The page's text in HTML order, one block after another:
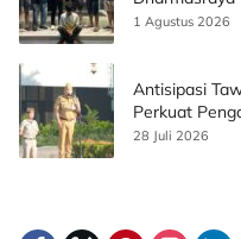
Korban
1 Agustus 2026
Antisipasi
Perkuat
Publik
28 Juli 2026